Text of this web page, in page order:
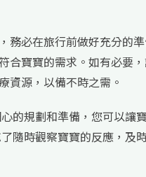
務必在旅行前做好充分的準
合寶寶的需求。如有必要
資源，以備不時之需。
的規劃和準備，您可以讓
隨時觀察寶寶的反應，及